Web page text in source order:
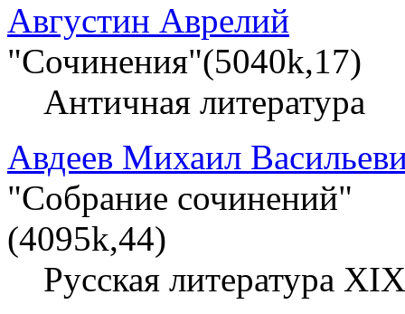
Августин Аврелий
"Сочинения"(5040k,17)
Античная литература
Авдеев Михаил
"Собрание сочинений"
(4095k,44)
Русская литература